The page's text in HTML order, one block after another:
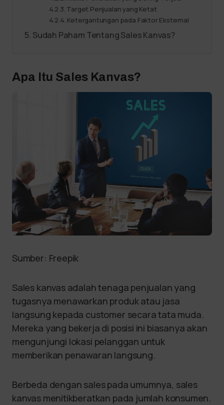
Target Penjualan yang Ketat
Ketergantungan pada Faktor Eksternal
Sudah Paham Tentang Sales Kanvas?
Apa Itu Sales Kanvas?
Sumber: Freepik
Sales kanvas adalah tenaga penjualan yang
tugasnya menawarkan produk atau jasa
langsung kepada customer secara tata muda.
Mereka yang bekerja di posisi ini biasanya akan
mengunjungi lokasi pelanggan untuk
memberikan penawaran langsung.
Berbeda dengan sales pada umumnya, sales
kanvas menitikberatkan pada jumlah konsumen.